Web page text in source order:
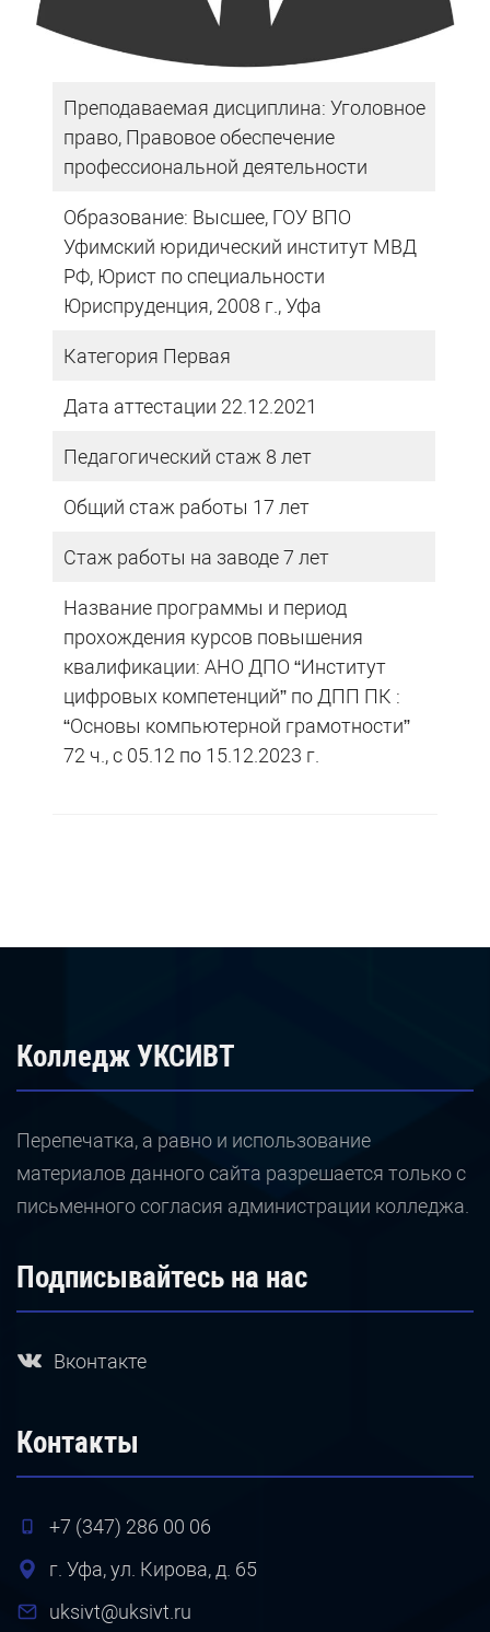
Преподаваемая дисциплина: Уголовное
право, Правовое обеспечение
профессиональной деятельности
Образование: Высшее, ГОУ ВПО
Уфимский юридический институт МВД
РФ, Юрист по специальности
Юриспруденция, 2008 г., Уфа
Категория Первая
Дата аттестации 22.12.2021
Педагогический стаж 8 лет
Общий стаж работы 17 лет
Стаж работы на заводе 7 лет
Название программы и период
прохождения курсов повышения
квалификации: АНО ДПО “Институт
цифровых компетенций” по ДПП ПК :
“Основы компьютерной грамотности”
72 ч., с 05.12 по 15.12.2023 г.
Колледж УКСИВТ
Перепечатка, а равно и использование
материалов данного сайта разрешается только с
письменного согласия администрации колледжа.
Подписывайтесь на нас
Вконтакте
Контакты
+7 (347) 286 00 06
г. Уфа, ул. Кирова, д. 65
uksivt@uksivt.ru